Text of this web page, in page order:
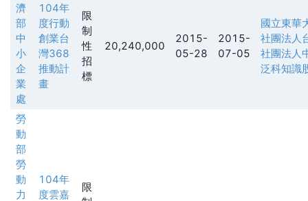
濟
部
中
小
企
業
處
104年
度行動
創業台
灣368
推動計
畫
限
制
性
招
標
20,240,000
2015-
05-28
2015-
07-05
國立東華
社團法人
社團法人
泛科知識
勞
動
部
勞
動
力
104年
度雲嘉
限